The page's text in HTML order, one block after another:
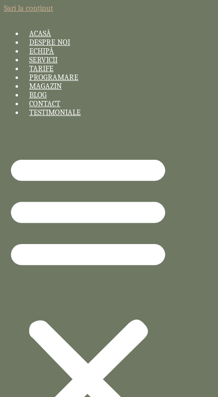
Sari la conținut
ACASĂ
DESPRE NOI
ECHIPĂ
SERVICII
TARIFE
PROGRAMARE
MAGAZIN
BLOG
CONTACT
TESTIMONIALE